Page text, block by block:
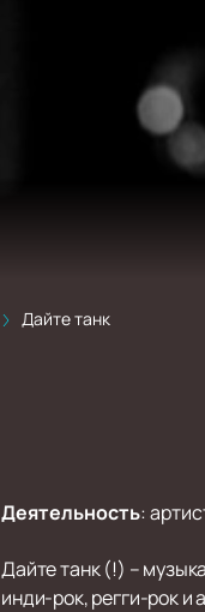
Дайте танк
Деятельность:
Дайте танк (!) –
инди-рок, регги-рок и